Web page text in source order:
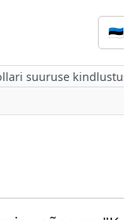
🇪🇪
suuruse